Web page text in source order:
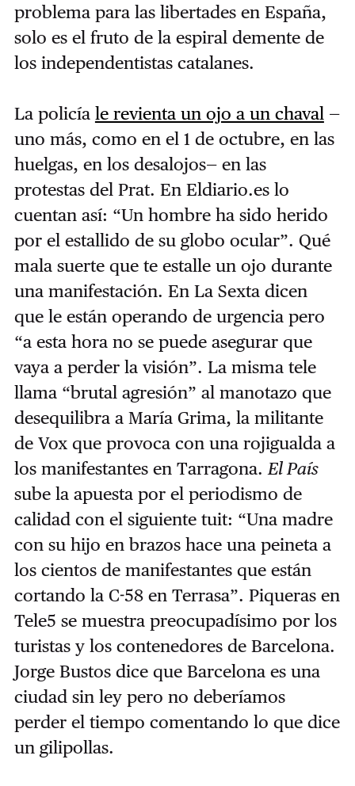
problema para las libertades en España,
solo es el fruto de la espiral demente de
los independentistas catalanes.
La policía le revienta un ojo a un chaval —
uno más, como en el 1 de octubre, en las
huelgas, en los desalojos— en las
protestas del Prat. En Eldiario.es lo
cuentan así: “Un hombre ha sido herido
por el estallido de su globo ocular”. Qué
mala suerte que te estalle un ojo durante
una manifestación. En La Sexta dicen
que le están operando de urgencia pero
“a esta hora no se puede asegurar que
vaya a perder la visión”. La misma tele
llama “brutal agresión” al manotazo que
desequilibra a María Grima, la militante
de Vox que provoca con una rojigualda a
los manifestantes en Tarragona. El País
sube la apuesta por el periodismo de
calidad con el siguiente tuit: “Una madre
con su hijo en brazos hace una peineta a
los cientos de manifestantes que están
cortando la C-58 en Terrasa”. Piqueras en
Tele5 se muestra preocupadísimo por los
turistas y los contenedores de Barcelona.
Jorge Bustos dice que Barcelona es una
ciudad sin ley pero no deberíamos
perder el tiempo comentando lo que dice
un gilipollas.